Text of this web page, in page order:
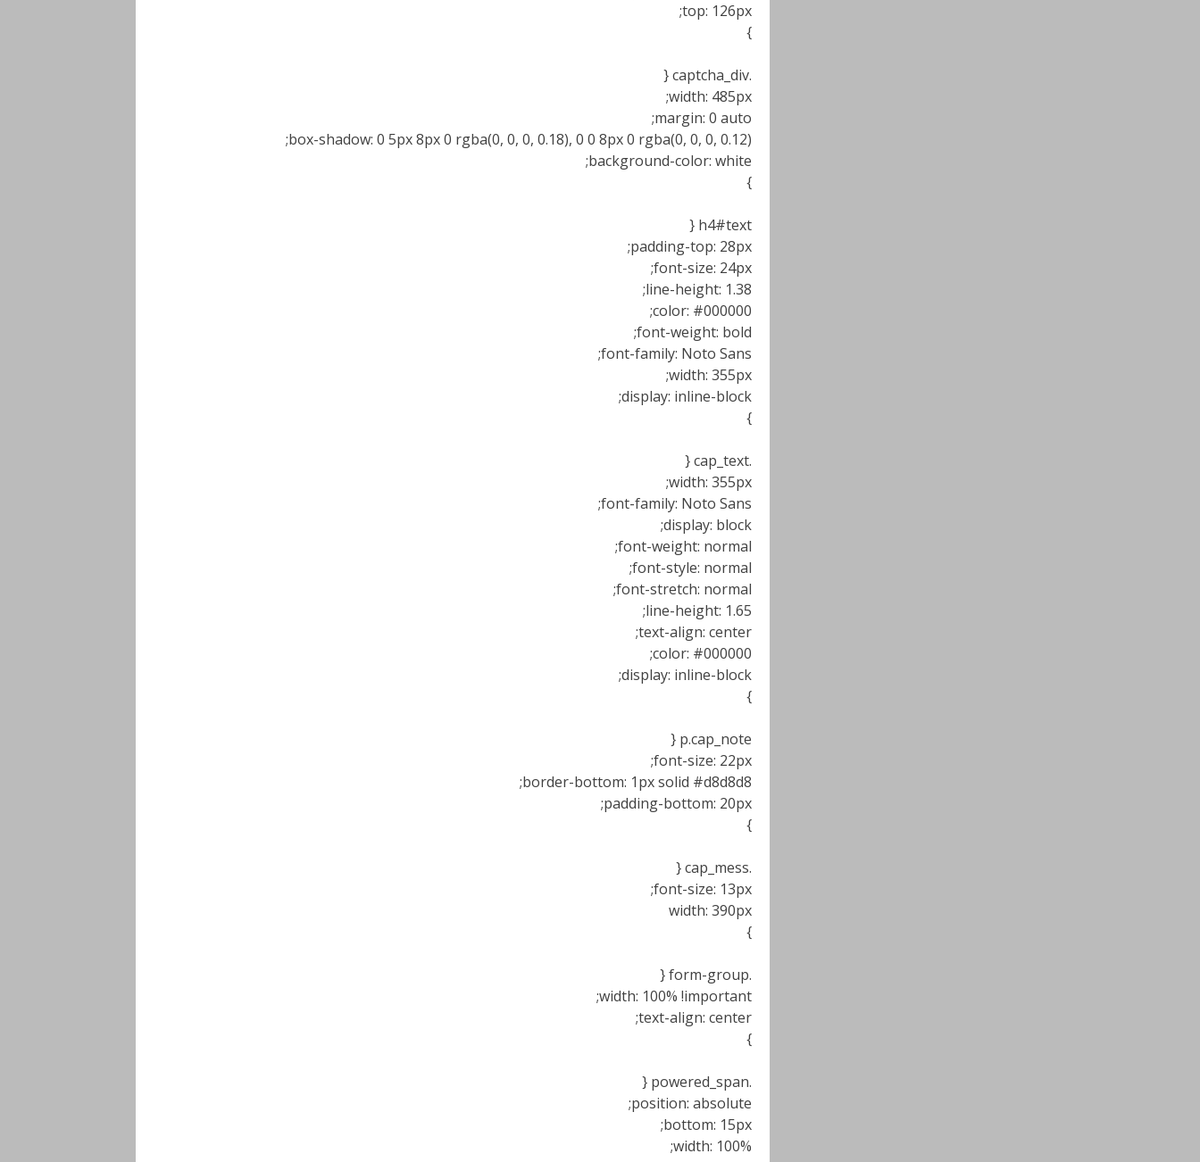
top: 126px;
}
.captcha_div {
width: 485px;
margin: 0 auto;
box-shadow: 0 5px 8px 0 rgba(0, 0, 0, 0.18), 0 0 8px 0 rgba(0, 0, 0, 0.12);
background-color: white;
}
h4#text {
padding-top: 28px;
font-size: 24px;
line-height: 1.38;
color: #000000;
font-weight: bold;
font-family: Noto Sans;
width: 355px;
display: inline-block;
}
.cap_text {
width: 355px;
font-family: Noto Sans;
display: block;
font-weight: normal;
font-style: normal;
font-stretch: normal;
line-height: 1.65;
text-align: center;
color: #000000;
display: inline-block;
}
p.cap_note {
font-size: 22px;
border-bottom: 1px solid #d8d8d8;
padding-bottom: 20px;
}
.cap_mess {
font-size: 13px;
width: 390px
}
.form-group {
width: 100% !important;
text-align: center;
}
.powered_span {
position: absolute;
bottom: 15px;
width: 100%;